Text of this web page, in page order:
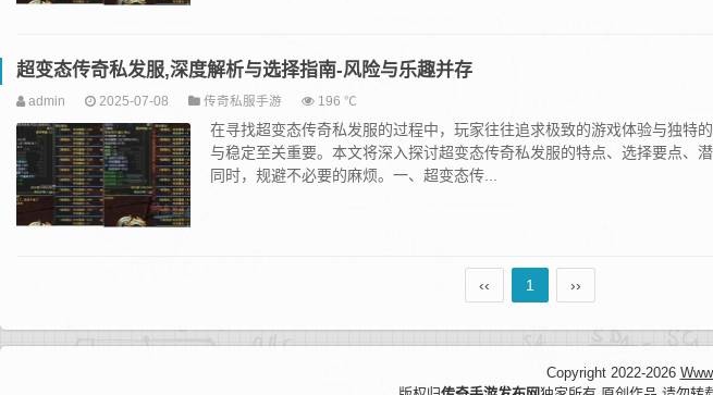
超变态传奇私发服,深度解析与选择指南-风险与乐趣并存
admin 2025-07-08 传奇私服手游 196 ℃
在寻找超变态传奇私发服的过程中，玩家往往追求极致的游戏体验与独特
与稳定至关重要。本文将深入探讨超变态传奇私发服的特点、选择要点、
同时，规避不必要的麻烦。一、超变态传...
‹‹ 1 ››
Copyright 2022-2026